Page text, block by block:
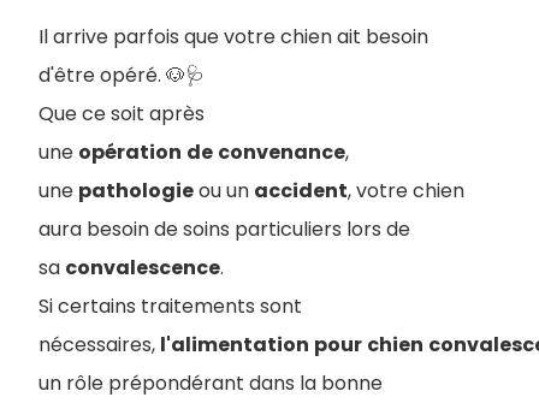
Il arrive parfois que votre chien ait besoin
d'être opéré. 🐶🩺
Que ce soit après
une opération de convenance,
une pathologieou un accident, votre chien
aura besoin de soins particuliers lors de
sa convalescence.
Si certains traitements sont
nécessaires, l'alimentation pour chien
un rôle prépondérant dans la bonne